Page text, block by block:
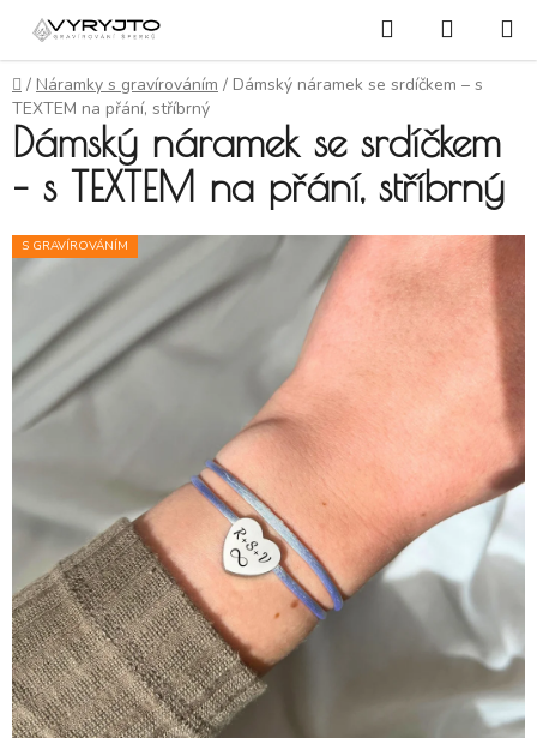
Přejít na obsah Hledat
Domů
/ Náramky s gravírováním / Dámský náramek se srdíčkem – s
TEXTEM na přání, stříbrný
Dámský náramek se srdíčkem
– s TEXTEM na přání, stříbrný
S GRAVÍROVÁNÍM